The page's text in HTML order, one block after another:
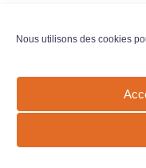
Nous utilisons des cookies